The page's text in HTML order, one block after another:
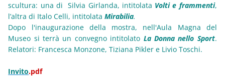
scultura: una di Silvia Girlanda, intitolata Volti e frammenti,
l’altra di Italo Celli, intitolataMirabilia.
Dopo l'inaugurazione della mostra, nell'Aula Magna del
Museo si terrà un convegno intitolato La Donna nello Sport.
Relatori: Francesca Monzone, Tiziana Pikler e Livio Toschi.
Invito.pdf